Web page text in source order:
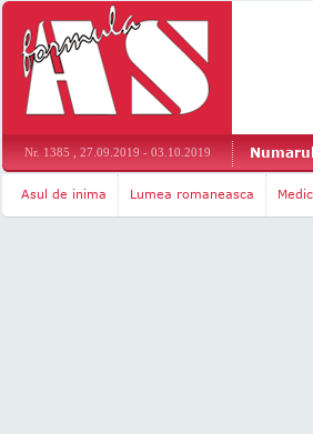
Nr. 1385 , 27.09.2019 - 03.10.2019
Asul de inima Lumea romaneasca